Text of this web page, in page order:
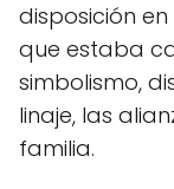
disposición
que estaba
simbolismo,
linaje, las
familia.